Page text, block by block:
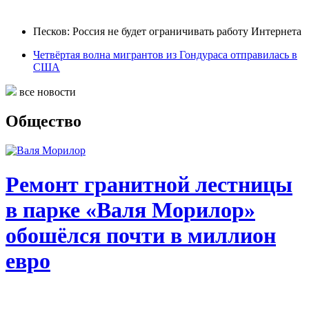
Песков: Россия не будет ограничивать работу Интернета
Четвёртая волна мигрантов из Гондураса отправилась в
США
все новости
Общество
Ремонт гранитной лестницы
в парке «Валя Морилор»
обошёлся почти в миллион
евро